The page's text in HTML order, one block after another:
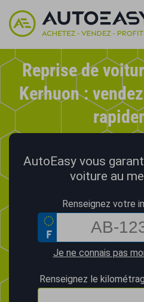
Reprise de
Kerhuon :
AutoEasy vous
voiture au
Renseignez votre
Je ne connais pas
Renseignez le